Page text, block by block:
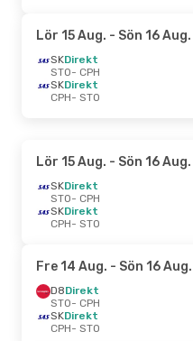
Lör 15 Aug. - Sön 16 Aug.
SKDirekt
STO- CPH
SKDirekt
CPH- STO
Lör 15 Aug. - Sön 16 Aug.
SKDirekt
STO- CPH
SKDirekt
CPH- STO
Fre 14 Aug. - Sön 16 Aug.
D8Direkt
STO- CPH
SKDirekt
CPH- STO